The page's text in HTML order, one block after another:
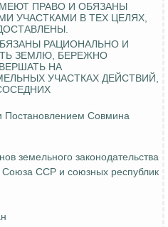
ПРАВО И ОБЯЗАНЫ
УЧАСТКАМИ В ТЕХ ЦЕЛЯХ,
РАЦИОНАЛЬНО И
ЗЕМЛЮ, БЕРЕЖНО
НА
УЧАСТКАХ ДЕЙСТВИЙ,
Постановлением Совмина
земельного законодательства
Союза ССР и союзных республик